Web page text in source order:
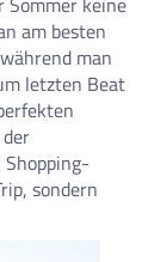
am besten
man
letzten Beat
sondern